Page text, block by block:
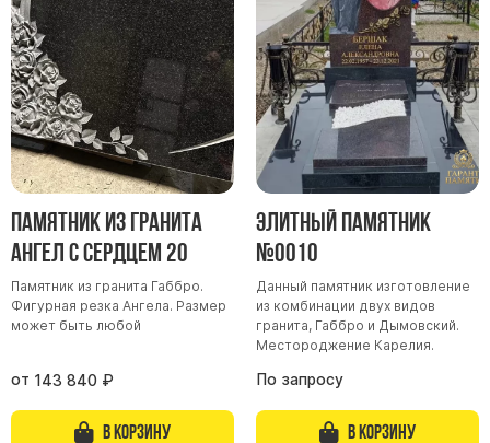
Памятник из гранита
Ангел с сердцем 20
Памятник из гранита Габбро.
Фигурная резка Ангела. Размер
может быть любой
от 143 840 ₽
В корзину
Элитный памятник
№0010
Данный памятник изготовление
из комбинации двух видов
гранита, Габбро и Дымовский.
Местороджение Карелия.
По запросу
В корзину